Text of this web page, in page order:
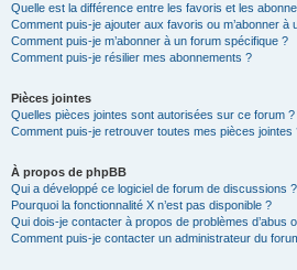
Quelle est la différence entre les favoris et les
Comment puis-je ajouter aux favoris ou m’abonner à
Comment puis-je m’abonner à un forum spécifique ?
Comment puis-je résilier mes abonnements ?
Pièces jointes
Quelles pièces jointes sont autorisées sur ce forum ?
Comment puis-je retrouver toutes mes pièces jointes
À propos de phpBB
Qui a développé ce logiciel de forum de discussions ?
Pourquoi la fonctionnalité X n’est pas disponible ?
Qui dois-je contacter à propos de problèmes d’abus
Comment puis-je contacter un administrateur du